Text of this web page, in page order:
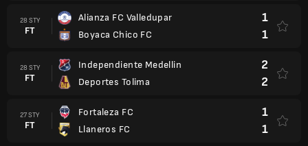
28 STY
FT
Alianza FC Valledupar
Boyaca Chico FC
1
1
28 STY
FT
Independiente Medellin
Deportes Tolima
2
2
27 STY
FT
Fortaleza FC
Llaneros FC
1
1